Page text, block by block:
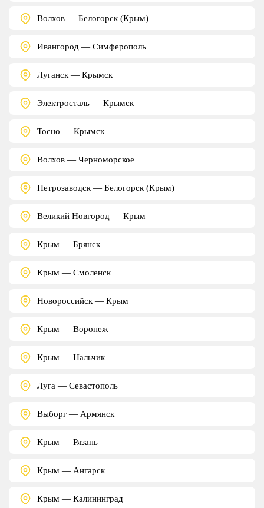
Волхов — Белогорск (Крым)
Ивангород — Симферополь
Луганск — Крымск
Электросталь — Крымск
Тосно — Крымск
Волхов — Черноморское
Петрозаводск — Белогорск (Крым)
Великий Новгород — Крым
Крым — Брянск
Крым — Смоленск
Новороссийск — Крым
Крым — Воронеж
Крым — Нальчик
Луга — Севастополь
Выборг — Армянск
Крым — Рязань
Крым — Ангарск
Крым — Калининград